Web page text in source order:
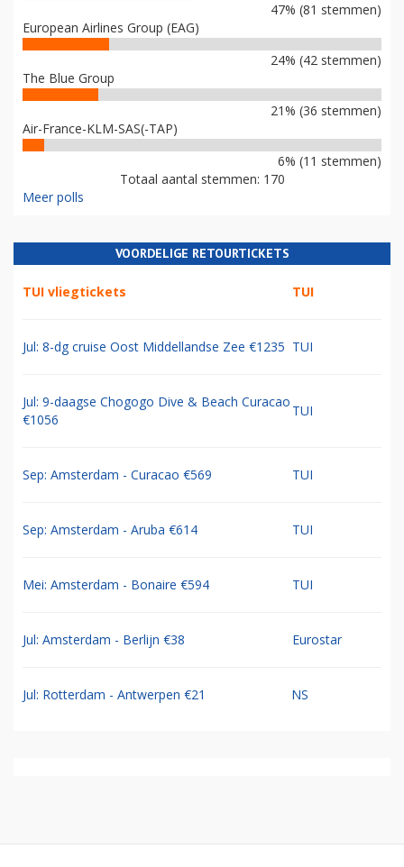
47% (81 stemmen)
European Airlines Group (EAG)
24% (42 stemmen)
The Blue Group
21% (36 stemmen)
Air-France-KLM-SAS(-TAP)
6% (11 stemmen)
Totaal aantal stemmen: 170
Meer polls
VOORDELIGE RETOURTICKETS
TUI vliegtickets TUI
Jul: 8-dg cruise Oost Middellandse Zee €1235 TUI
Jul: 9-daagse Chogogo Dive & Beach Curacao
€1056
TUI
Sep: Amsterdam - Curacao €569 TUI
Sep: Amsterdam - Aruba €614 TUI
Mei: Amsterdam - Bonaire €594 TUI
Jul: Amsterdam - Berlijn €38 Eurostar
Jul: Rotterdam - Antwerpen €21 NS